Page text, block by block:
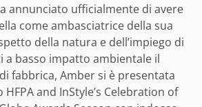
annunciato ufficialmente di avere
come ambasciatrice della sua
della natura e dell’impiego di
a basso impatto ambientale il
fabbrica, Amber si è presentata
and InStyle’s Celebration of